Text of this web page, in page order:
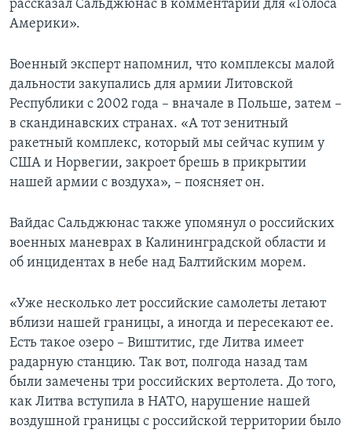
рассказал Сальджюнас в комментарии для «Голоса
Америки».
Военный эксперт напомнил, что комплексы малой
дальности закупались для армии Литовской
Республики с 2002 года – вначале в Польше, затем –
в скандинавских странах. «А тот зенитный
ракетный комплекс, который мы сейчас купим у
США и Норвегии, закроет брешь в прикрытии
нашей армии с воздуха», – поясняет он.
Вайдас Сальджюнас также упомянул о российских
военных маневрах в Калининградской области и
об инцидентах в небе над Балтийским морем.
«Уже несколько лет российские самолеты летают
вблизи нашей границы, а иногда и пересекают ее.
Есть такое озеро – Виштитис, где Литва имеет
радарную станцию. Так вот, полгода назад там
были замечены три российских вертолета. До того,
как Литва вступила в НАТО, нарушение нашей
воздушной границы с российской территории было